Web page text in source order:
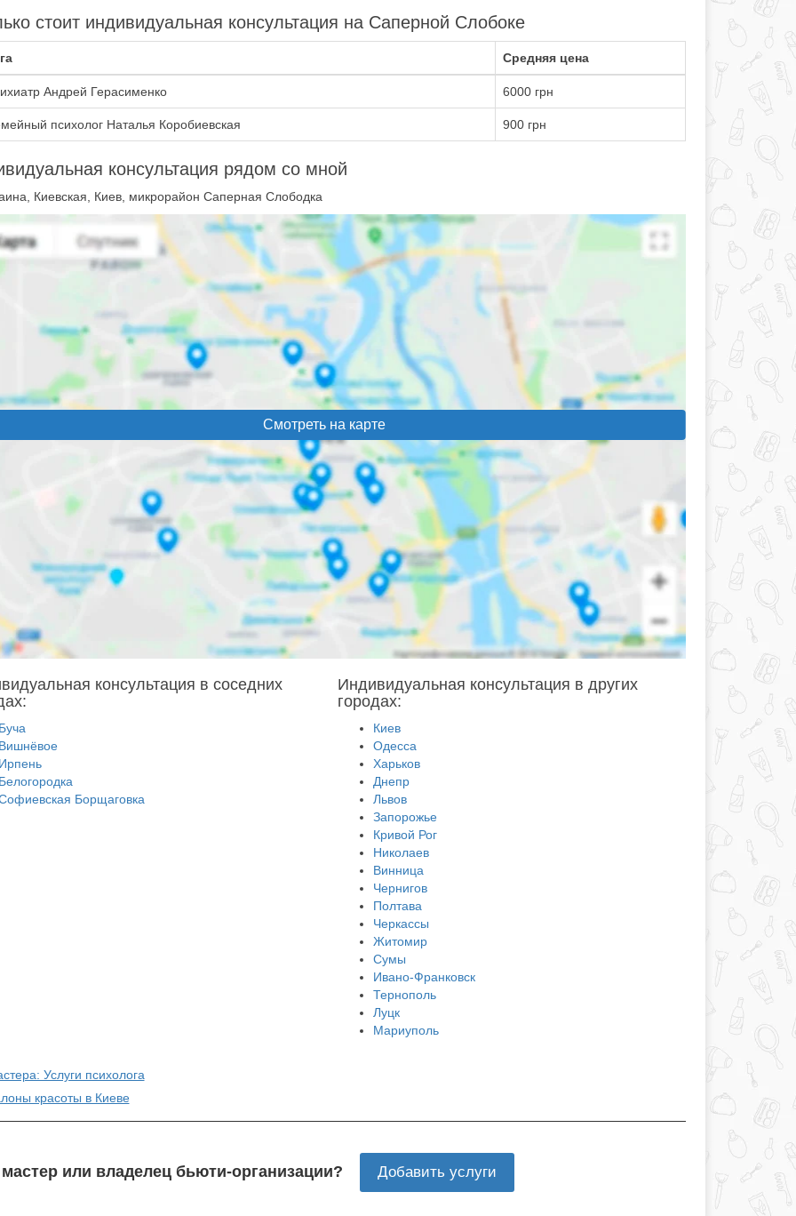
стоит индивидуальная консультация на Саперной Слобоке
Средняя цена
Андрей Герасименко 6000 грн
психолог Наталья Коробиевская 900 грн
консультация рядом со мной
Киевская, Киев, микрорайон Саперная Слободка
Смотреть на карте
консультация в соседних
Борщаговка
Индивидуальная консультация в других
городах:
Киев
Одесса
Харьков
Днепр
Львов
Запорожье
Кривой Рог
Николаев
Винница
Чернигов
Полтава
Черкассы
Житомир
Сумы
Ивано-Франковск
Тернополь
Луцк
Мариуполь
Услуги психолога
красоты в Киеве
или владелец бьюти-организации? Добавить услуги